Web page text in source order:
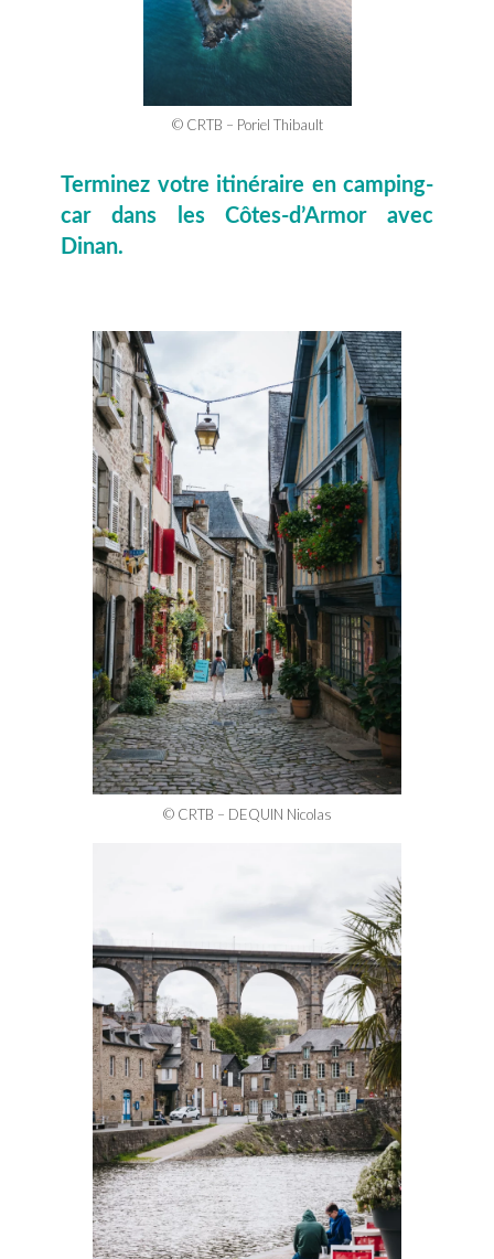
© CRTB – Poriel Thibault
Terminez votre itinéraire en camping-
car dans les Côtes-d’Armor avec
Dinan.
© CRTB – DEQUIN Nicolas